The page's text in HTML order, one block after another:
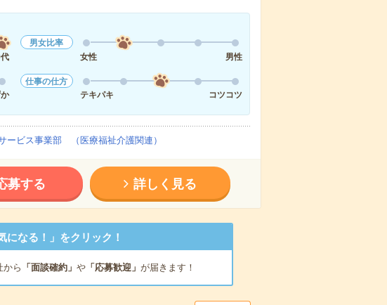
男女比率
女性
男性
仕事の仕方
テキパキ
コツコツ
ビス事業部 （医療福祉介護関連）
募する 詳しく見る
なる！」をクリック！
から 「面談確約」 や「応募歓迎」 が届きます！